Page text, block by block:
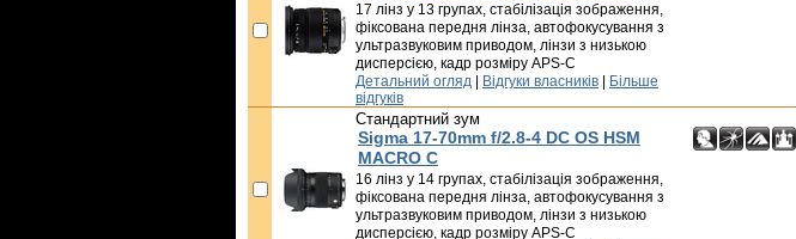
17 лінз у 13 групах, стабілізація зображення,
фіксована передня лінза, автофокусування з
ультразвуковим приводом, лінзи з низькою
дисперсією, кадр розміру APS-C
Детальний огляд Відгуки власників
Більше
відгуків
Стандартний зум
Sigma 17-70mm f/2.8-4 DC OS HSM
MACRO C
16 лінз у 14 групах, стабілізація зображення,
фіксована передня лінза, автофокусування з
ультразвуковим приводом, лінзи з низькою
дисперсією, кадр розміру APS-C